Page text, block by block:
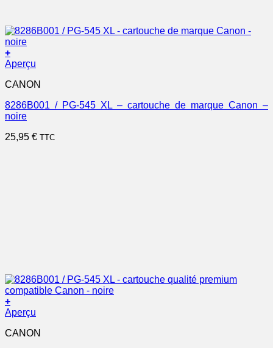
+
Aperçu
CANON
8286B001 / PG-545 XL – cartouche de marque Canon –
noire
25,95 € TTC
+
Aperçu
CANON